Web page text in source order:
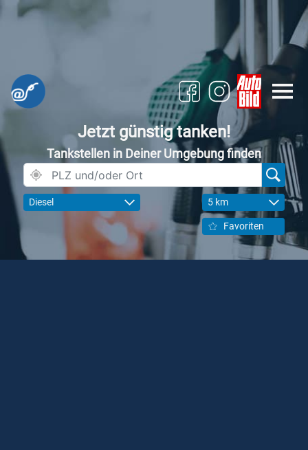
Jetzt günstig tanken!
Tankstellen in Deiner Umgebung finden
Diesel 5 km
Favoriten